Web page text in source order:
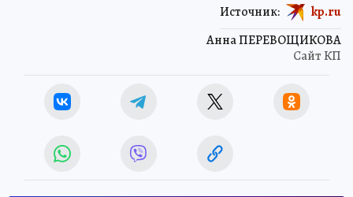
Анна ПЕРЕВОЩИКОВА
Сайт КП
Источник: kp.ru